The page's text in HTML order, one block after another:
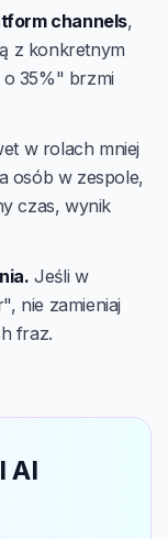
channels,
z konkretnym
o 35%" brzmi
w rolach mniej
osób w zespole,
czas, wynik
Jeśli w
nie zamieniaj
fraz.
AI